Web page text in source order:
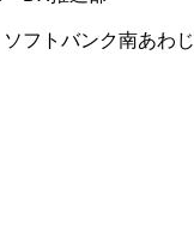
フトバンク南あわじ